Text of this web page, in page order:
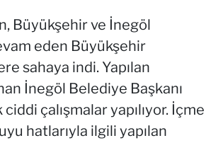
Büyükşehir ve İnegöl
eden Büyükşehir
sahaya indi. Yapılan
İnegöl Belediye Başkanı
çalışmalar yapılıyor. İçme
hatlarıyla ilgili yapılan